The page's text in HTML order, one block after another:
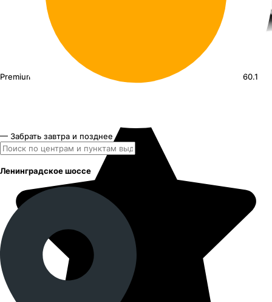
Premium Series КР012 Tiggo 7 Pro 18"x7J PCD 5x108 ЕТ 33 ЦО 60.1
— Забрать завтра и позднее
Ленинградское шоссе